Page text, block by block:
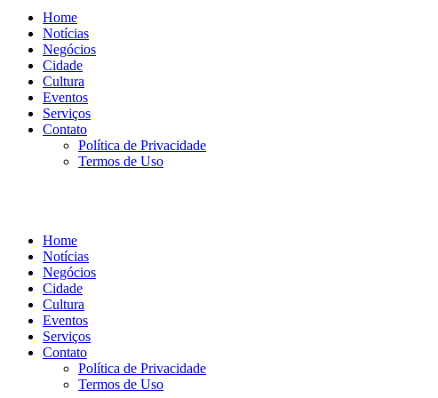
Home
Notícias
Negócios
Cidade
Cultura
Eventos
Serviços
Contato
Política de Privacidade
Termos de Uso
Home
Notícias
Negócios
Cidade
Cultura
Eventos
Serviços
Contato
Política de Privacidade
Termos de Uso